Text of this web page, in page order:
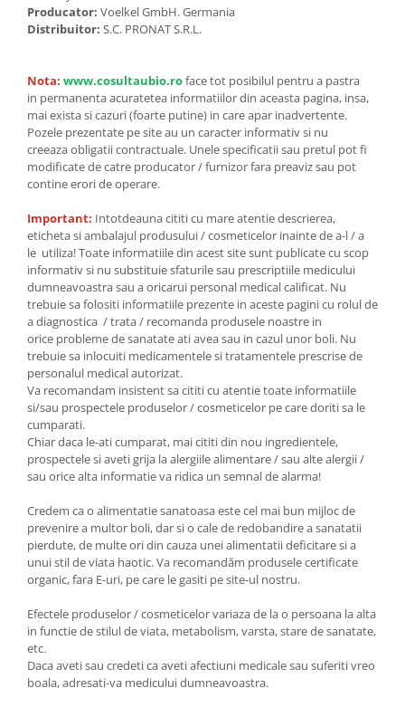
Producator: Voelkel GmbH. Germania
Distribuitor: S.C. PRONAT S.R.L.
Nota: www.cosultaubio.roface tot posibilul pentru a pastra
in permanenta acuratetea informatiilor din aceasta pagina, insa,
mai exista si cazuri (foarte putine) in care apar inadvertente.
Pozele prezentate pe site au un caracter informativ si nu
creeaza obligatii contractuale. Unele specificatii sau pretul pot fi
modificate de catre producator / furnizor fara preaviz sau pot
contine erori de operare.
Important: Intotdeauna cititi cu mare atentie descrierea,
eticheta si ambalajul produsului / cosmeticelor inainte de a-l / a
le utiliza! Toate informatiile din acest site sunt publicate cu scop
informativ si nu substituie sfaturile sau prescriptiile medicului
dumneavoastra sau a oricarui personal medical calificat. Nu
trebuie sa folositi informatiile prezente in aceste pagini cu rolul de
a diagnostica / trata / recomanda produsele noastre in
orice probleme de sanatate ati avea sau in cazul unor boli. Nu
trebuie sa inlocuiti medicamentele si tratamentele prescrise de
personalul medical autorizat.
Va recomandam insistent sa cititi cu atentie toate informatiile
si/sau prospectele produselor / cosmeticelor pe care doriti sa le
cumparati.
Chiar daca le-ati cumparat, mai cititi din nou ingredientele,
prospectele si aveti grija la alergiile alimentare / sau alte alergii /
sau orice alta informatie va ridica un semnal de alarma!
Credem ca o alimentatie sanatoasa este cel mai bun mijloc de
prevenire a multor boli, dar si o cale de redobandire a sanatatii
pierdute, de multe ori din cauza unei alimentatii deficitare si a
unui stil de viata haotic. Va recomandăm produsele certificate
organic, fara E-uri, pe care le gasiti pe site-ul nostru.
Efectele produselor / cosmeticelor variaza de la o persoana la alta
in functie de stilul de viata, metabolism, varsta, stare de sanatate,
etc.
Daca aveti sau credeti ca aveti afectiuni medicale sau suferiti vreo
boala, adresati-va medicului dumneavoastra.